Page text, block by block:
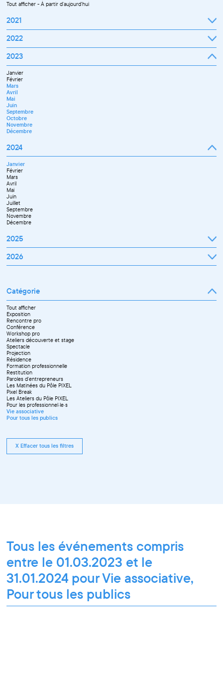
Tout afficher-À partir d'aujourd'hui
2021
Septembre
Novembre
Décembre
2022
Janvier
Mars
Avril
Mai
Juin
Juillet
Septembre
Octobre
Novembre
Décembre
2023
Janvier
Février
Mars
Avril
Mai
Juin
Septembre
Octobre
Novembre
Décembre
2024
Janvier
Février
Mars
Avril
Mai
Juin
Juillet
Septembre
Novembre
Décembre
2025
Janvier
Février
Mars
Juin
Juillet
Septembre
Octobre
Novembre
Décembre
2026
Avril
Mai
Juin
Septembre
Octobre
Novembre
Catégorie
Tout afficher
Exposition
Rencontre pro
Conférence
Workshop pro
Ateliers découverte et stage
Spectacle
Projection
Résidence
Formation professionnelle
Restitution
Paroles d'entrepreneurs
Les Matinées du Pôle PIXEL
Pixel Break
Les Ateliers du Pôle PIXEL
Pour les professionnel·le·s
Vie associative
Pour tous les publics
X Effacer tous les filtres
Tous les événements compris
entre le 01.03.2023 et le
31.01.2024 pour Vie associative,
Pour tous les publics